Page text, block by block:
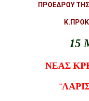
ΠΡΟΕΔΡΟΥ
15
ΝΕΑΣ